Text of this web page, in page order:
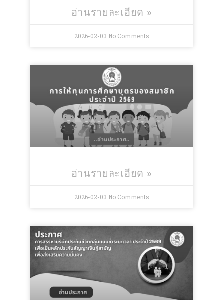
อ่านรายละเอียด »
2026-02-03 No Comments
อ่านรายละเอียด »
2026-02-03 No Comments